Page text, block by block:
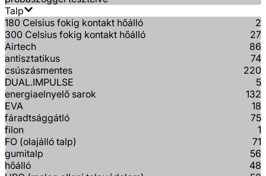
Talp
180 Celsius fokig kontakt hőálló
2
300 Celsius fokig kontakt hőálló
27
Airtech
86
antisztatikus
74
csúszásmentes
220
DUAL.IMPULSE
5
energiaelnyelő sarok
132
EVA
18
fáradtsággátló
75
filon
1
FO (olajálló talp)
71
gumitalp
56
hőálló
48